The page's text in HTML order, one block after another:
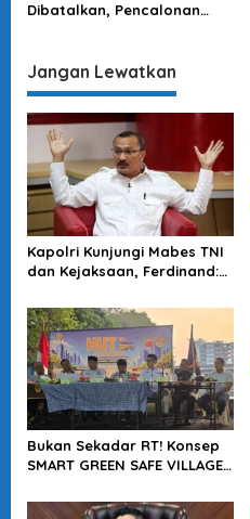
Dibatalkan, Pencalonan
Jangan Lewatkan
Kapolri Kunjungi Mabes TNI
dan Kejaksaan, Ferdinand:
Soliditas Antar Lembaga
Bukan Sekadar RT! Konsep
SMART GREEN SAFE VILLAGE
Depan Kota